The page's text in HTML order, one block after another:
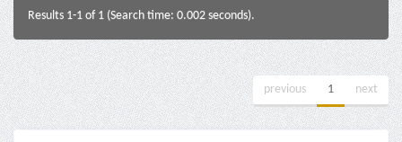
Results 1-1 of 1 (Search time: 0.002 seconds).
previous 1 next